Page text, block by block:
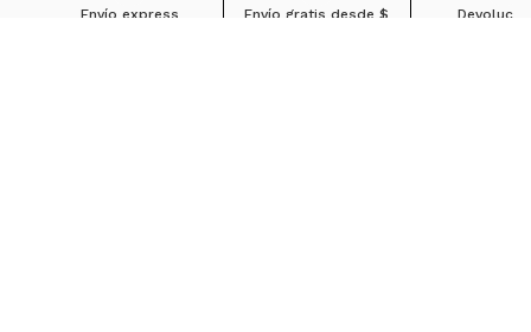
Envío express
Envío gratis desde$